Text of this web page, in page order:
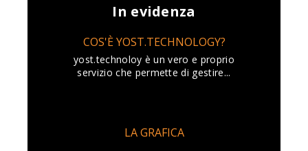
In evidenza
COS'È YOST.TECHNOLOGY?
yost.technoloy è un vero e proprio
servizio che permette di gestire...
LA GRAFICA